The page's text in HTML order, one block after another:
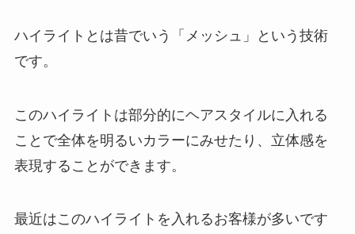
ハイライトとは昔でいう「メッシュ」という技術
です。
このハイライトは部分的にヘアスタイルに入れる
ことで全体を明るいカラーにみせたり、立体感を
表現することができます。
最近はこのハイライトを入れるお客様が多いです